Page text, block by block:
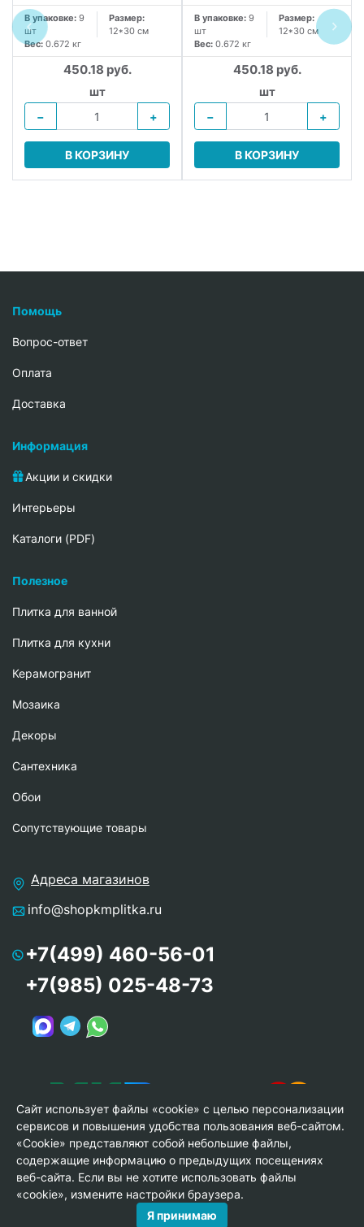
В упаковке: 9
шт
Размер:
12*30 см
Вес: 0.672 кг
450.18 руб.
шт
−
+
В КОРЗИНУ
В упаковке: 9
шт
Размер:
12*30 см
Вес: 0.672 кг
450.18 руб.
шт
−
+
В КОРЗИНУ
Помощь
Вопрос-ответ
Oплата
Доставка
Информация
Акции и скидки
Интерьеры
Каталоги (PDF)
Полезное
Плитка для ванной
Плитка для кухни
Керамогранит
Мозаика
Декоры
Сантехника
Обои
Сопутствующие товары
Адреса магазинов
info@shopkmplitka.ru
+7(499) 460-56-01
+7(985) 025-48-73
© Copyright 2013-2026 KERAMA MARAZZI, ООО «Гамма
Керамика»
Сайт использует файлы «cookie» с целью персонализации
сервисов и повышения удобства пользования веб-сайтом.
«Cookie» представляют собой небольшие файлы,
содержащие информацию о предыдущих посещениях
веб-сайта. Если вы не хотите использовать файлы
«cookie», измените настройки браузера.
Я принимаю